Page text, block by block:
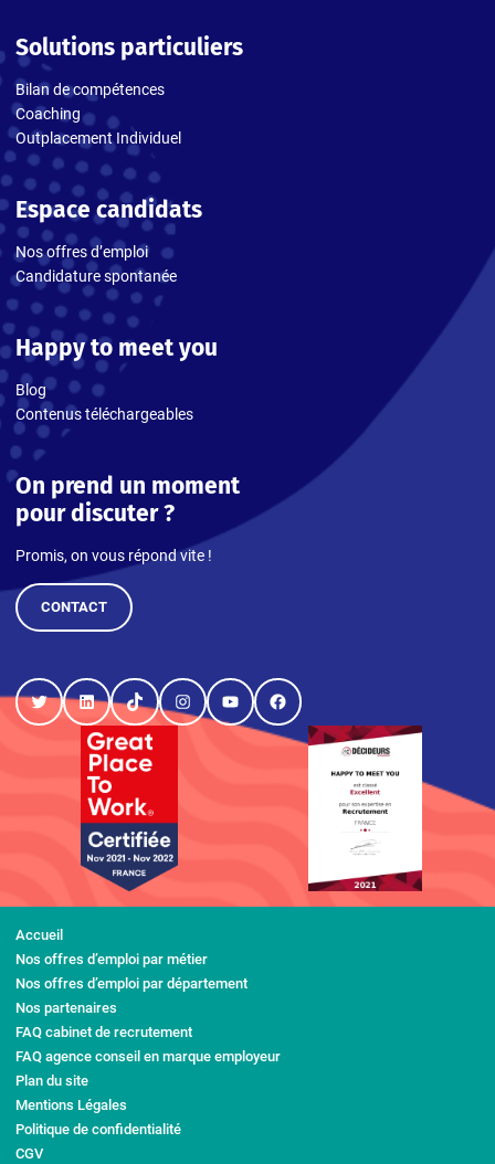
Solutions particuliers
Bilan de compétences
Coaching
Outplacement Individuel
Espace candidats
Nos offres d’emploi
Candidature spontanée
Happy to meet you
Blog
Contenus téléchargeables
On prend un moment
pour discuter ?
Promis, on vous répond vite !
CONTACT
TwitterLinkedInTikTokInstagram
YouTubeFacebook
Accueil
Nos offres d’emploi par métier
Nos offres d’emploi par département
Nos partenaires
FAQ cabinet de recrutement
FAQ agence conseil en marque employeur
Plan du site
Mentions Légales
Politique de confidentialité
CGV